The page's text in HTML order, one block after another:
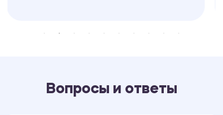
Вопросы и ответы